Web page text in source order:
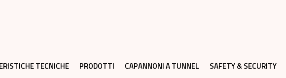
TECNICHE PRODOTTI CAPANNONI A TUNNEL SAFETY & SECURITY